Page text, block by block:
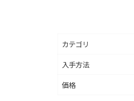
カテゴリ
入手方法
価格